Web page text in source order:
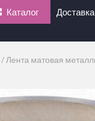
Каталог
/ Лента матовая